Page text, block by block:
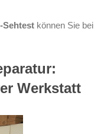
Sehtest können Sie bei
Werkstatt